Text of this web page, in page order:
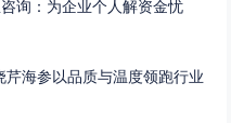
询：为企业个人解资金忧
海参以品质与温度领跑行业